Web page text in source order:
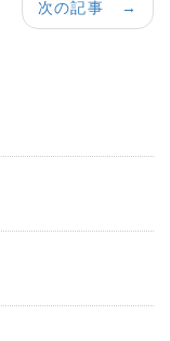
次の記事 →